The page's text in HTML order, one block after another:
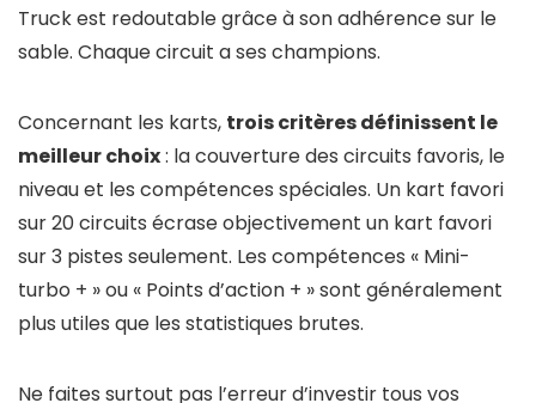
Truck est redoutable grâce à son adhérence sur le
sable. Chaque circuit a ses champions.
Concernant les karts, trois critères définissent le
meilleur choix: la couverture des circuits favoris, le
niveau et les compétences spéciales. Un kart favori
sur 20 circuits écrase objectivement un kart favori
sur 3 pistes seulement. Les compétences « Mini-
turbo + » ou « Points d’action + » sont généralement
plus utiles que les statistiques brutes.
Ne faites surtout pas l’erreur d’investir tous vos